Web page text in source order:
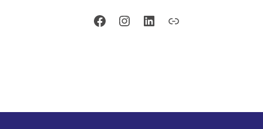
Facebook
Instagram
LinkedIn
Link